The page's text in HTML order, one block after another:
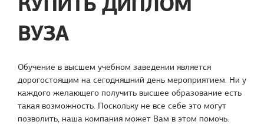
ВУЗА
Обучение в высшем учебном заведении является
дорогостоящим на сегодняшний день мероприятием. Ни у
каждого желающего получить высшее образование есть
такая возможность. Поскольку не все себе это могут
позволить, наша компания может Вам в этом помочь.